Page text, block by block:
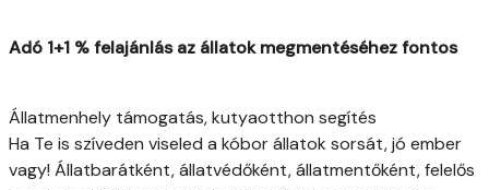
Adó 1+1 % felajánlás az állatok megmentéséhez fontos
Állatmenhely támogatás, kutyaotthon segítés
Ha Te is szíveden viseled a kóbor állatok sorsát, jó ember
vagy! Állatbarátként, állatvédőként, állatmentőként, felelős